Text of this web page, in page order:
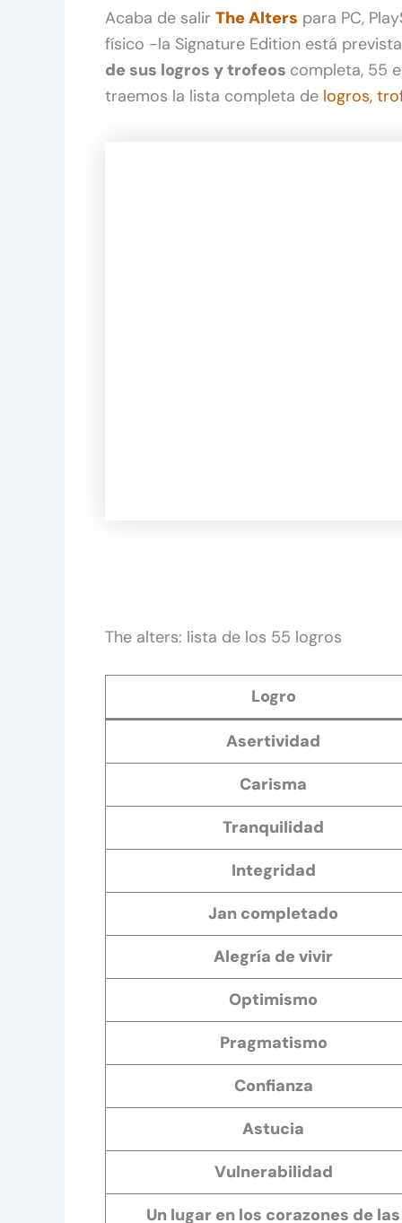
Acaba de salir The Alters para PC,
físico -la Signature Edition está
de sus logros y trofeos completa, 55
traemos la lista completa de logros,
The alters: lista de los 55 logros
Logro
Asertividad
Carisma
Tranquilidad
Integridad
Jan completado
Alegría de vivir
Optimismo
Pragmatismo
Confianza
Astucia
Vulnerabilidad
Un lugar en los corazones de las